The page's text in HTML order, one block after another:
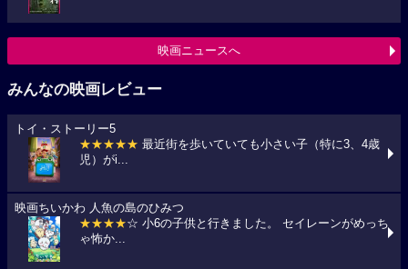
映画ニュースへ
みんなの映画レビュー
トイ・ストーリー5
★★★★★ 最近街を歩いていても小さい子（特に3、4歳
児）がi...
映画ちいかわ 人魚の島のひみつ
★★★★☆ 小6の子供と行きました。 セイレーンがめっち
ゃ怖か...